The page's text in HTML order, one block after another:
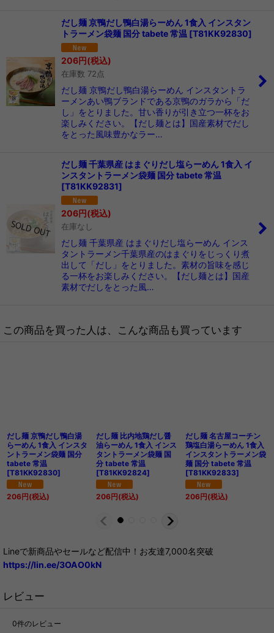
だし麺 京鴨だし鴨白湯らーめん 1食入 インスタン
トラーメン袋麺 国分 tabete 常温 [T81KK92830]
206円(税込)
在庫数 72点
だし麺 京鴨だし鴨白湯らーめん インスタントラ
ーメンあい鴨ブランドである京鴨のガラから「だ
し」をとりました。甘い香りが引き立つ一杯をお
楽しみください。【だし麺とは】国産素材でだし
をとった風味豊かなラー…
だし麺 千葉県産 はまぐりだし塩らーめん 1食入 イ
ンスタントラーメン袋麺 国分 tabete 常温
[T81KK92831]
206円(税込)
在庫なし
だし麺 千葉県産 はまぐりだし塩らーめん インス
タントラーメン千葉県産のはまぐりをじっくり煮
出して「だし」をとりました。素材の旨味を感じ
る一杯をお楽しみください。【だし麺とは】国産
素材でだしをとった風…
この商品を買った人は、こんな商品も買っています
だし麺 京鴨だし鴨白湯
らーめん 1食入 インスタ
ントラーメン袋麺 国分
tabete 常温
[T81KK92830]
206 円(税込)
だし麺 比内地鶏だし醤
油らーめん 1食入 インス
タントラーメン袋麺 国
分 tabete 常温
[T81KK92824]
206 円(税込)
だし麺 名古屋コーチン
鶏塩白湯らーめん 1食入
インスタントラーメン袋
麺 国分 tabete 常温
[T81KK92833]
206 円(税込)
Lineで新商品やセールなど配信中！お友達7,000名突破
https://lin.ee/3OAO0kN
レビュー
0件のレビュー